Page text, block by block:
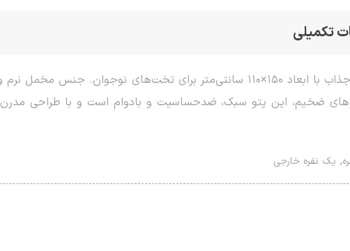
تکمیلی
پتو نوجوان سه‌بعدی، محصولی گرم و جذاب با ابعاد ۱۵۰×۱۱۰ سانتی‌متر برای
ضخیم، این پتو سبک، ضدحساسیت و بادوام است و با طراحی
, یک نفره خارجی